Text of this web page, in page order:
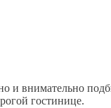
и внимательно
гостинице.